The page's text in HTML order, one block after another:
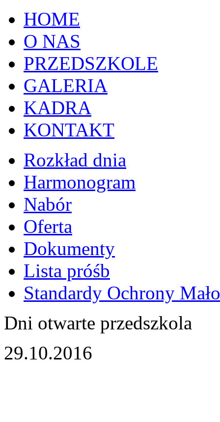
HOME
O NAS
PRZEDSZKOLE
GALERIA
KADRA
KONTAKT
Rozkład dnia
Harmonogram
Nabór
Oferta
Dokumenty
Lista próśb
Standardy Ochrony
Dni otwarte przedszkola
29.10.2016